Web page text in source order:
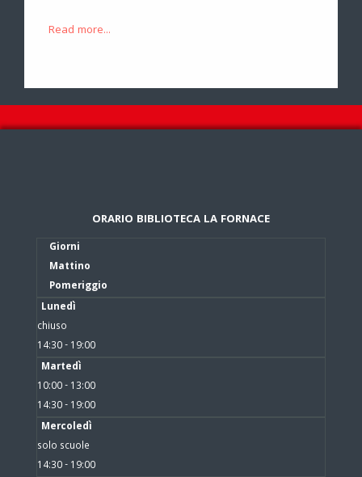
Read more...
ORARIO BIBLIOTECA LA FORNACE
Giorni
Mattino
Pomeriggio
Lunedì
chiuso
14:30 - 19:00
Martedì
10:00 - 13:00
14:30 - 19:00
Mercoledì
solo scuole
14:30 - 19:00